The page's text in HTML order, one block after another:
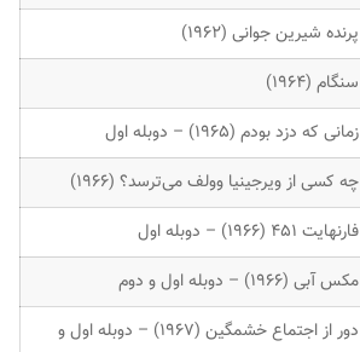
پرنده شیرین جوانی (۱۹۶۲)
سنگام (۱۹۶۴)
زمانی که دزد بودم (۱۹۶۵) – دوبله اول
چه کسی از ویرجینیا وولف می‌ترسد؟ (۱۹۶۶)
فارنهایت ۴۵۱ (۱۹۶۶) – دوبله اول
مکس آبی (۱۹۶۶) – دوبله اول و دوم
دور از اجتماع خشمگین (۱۹۶۷) – دوبله اول و